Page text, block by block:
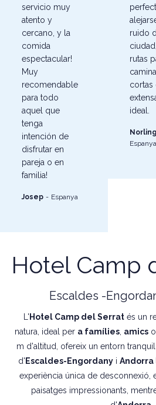
servicio muy
atento y
cercano, y la
comida
espectacular!
Muy
recomendable
para todo
aquel que
tenga
intención de
disfrutar en
pareja o en
familia!
Josep - Espanya
ruido
rutas
cortas
ideal.
Norling
Espanya
Hotel Camp
Escaldes -
L' Hotel Camp del Serratés un
natura, ideal per a famílies amics o
m d'altitud, ofereix un entorn
d' Escaldes-Engordanyi Andorra
experiència única de desconnexió,
paisatges impressionants,